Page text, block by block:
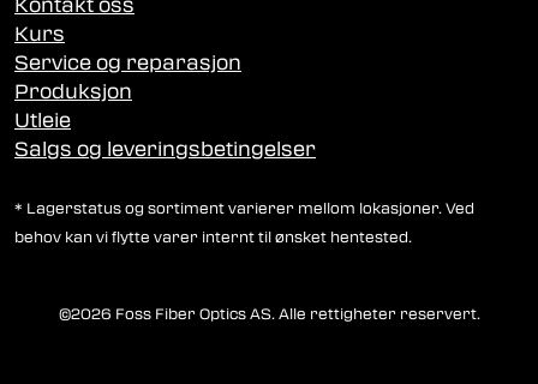
Kontakt oss
Kurs
Service og reparasjon
Produksjon
Utleie
Salgs og leveringsbetingelser
* Lagerstatus og sortiment varierer mellom lokasjoner. Ved
behov kan vi flytte varer internt til ønsket hentested.
©2026 Foss Fiber Optics AS. Alle rettigheter reservert.